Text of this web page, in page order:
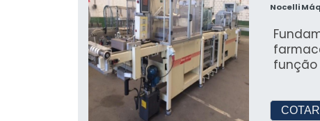
Nocelli
função